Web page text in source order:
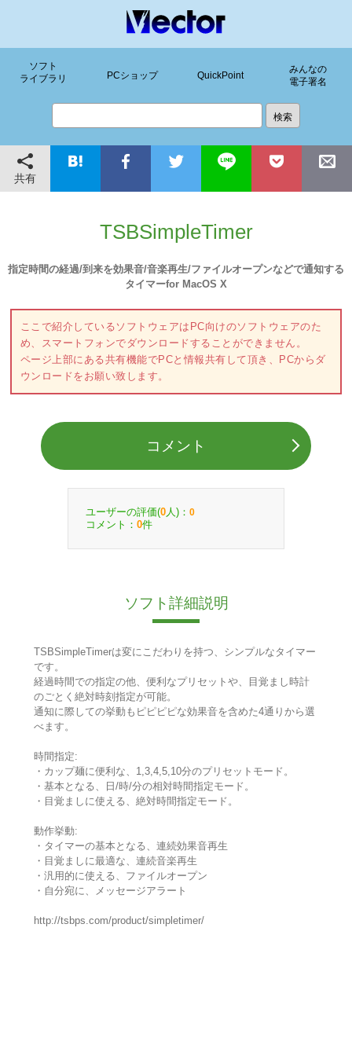
ソフト
ライブラリ
PCショップ QuickPoint
みんなの
電子署名
共有
TSBSimpleTimer
指定時間の経過/到来を効果音/音楽再生/ファイルオープンなどで通知する
タイマーfor MacOS X
ここで紹介しているソフトウェアはPC向けのソフトウェアのた
め、スマートフォンでダウンロードすることができません。
ページ上部にある共有機能でPCと情報共有して頂き、PCからダ
ウンロードをお願い致します。
コメント
ユーザーの評価(0 人)： 0
コメント： 0件
ソフト詳細説明
TSBSimpleTimerは変にこだわりを持つ、シンプルなタイマー
です。
経過時間での指定の他、便利なプリセットや、目覚まし時計
のごとく絶対時刻指定が可能。
通知に際しての挙動もピピピピな効果音を含めた4通りから選
べます。
時間指定:
・カップ麺に便利な、1,3,4,5,10分のプリセットモード。
・基本となる、日/時/分の相対時間指定モード。
・目覚ましに使える、絶対時間指定モード。
動作挙動:
・タイマーの基本となる、連続効果音再生
・目覚ましに最適な、連続音楽再生
・汎用的に使える、ファイルオープン
・自分宛に、メッセージアラート
http://tsbps.com/product/simpletimer/